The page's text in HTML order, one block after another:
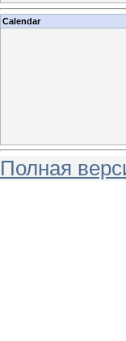
Calendar
Полная